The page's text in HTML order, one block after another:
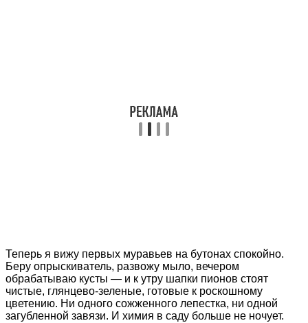
Теперь я вижу первых муравьев на бутонах спокойно.
Беру опрыскиватель, развожу мыло, вечером
обрабатываю кусты — и к утру шапки пионов стоят
чистые, глянцево-зеленые, готовые к роскошному
цветению. Ни одного сожженного лепестка, ни одной
загубленной завязи. И химия в саду больше не ночует.